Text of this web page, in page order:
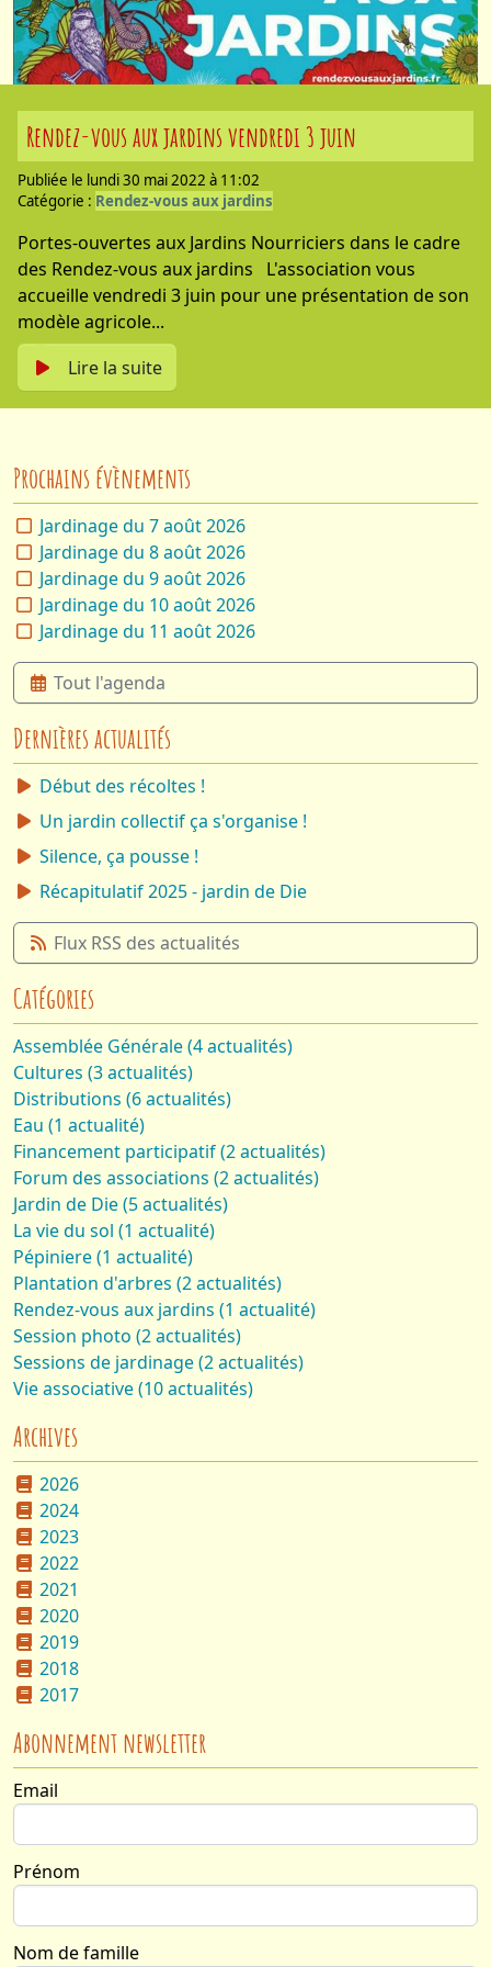
Rendez-vous aux jardins vendredi 3 juin
Publiée le lundi 30 mai 2022 à 11:02
Catégorie : Rendez-vous aux jardins
Portes-ouvertes aux Jardins Nourriciers dans le cadre
des Rendez-vous aux jardins L'association vous
accueille vendredi 3 juin pour une présentation de son
modèle agricole...
Lire la suite
Prochains évènements
Jardinage du 7 août 2026
Jardinage du 8 août 2026
Jardinage du 9 août 2026
Jardinage du 10 août 2026
Jardinage du 11 août 2026
Tout l'agenda
Dernières actualités
Début des récoltes !
Un jardin collectif ça s'organise !
Silence, ça pousse !
Récapitulatif 2025 - jardin de Die
Flux RSS des actualités
Catégories
Assemblée Générale (4 actualités)
Cultures (3 actualités)
Distributions (6 actualités)
Eau (1 actualité)
Financement participatif (2 actualités)
Forum des associations (2 actualités)
Jardin de Die (5 actualités)
La vie du sol (1 actualité)
Pépiniere (1 actualité)
Plantation d'arbres (2 actualités)
Rendez-vous aux jardins (1 actualité)
Session photo (2 actualités)
Sessions de jardinage (2 actualités)
Vie associative (10 actualités)
Archives
2026
2024
2023
2022
2021
2020
2019
2018
2017
Abonnement newsletter
Email
Prénom
Nom de famille